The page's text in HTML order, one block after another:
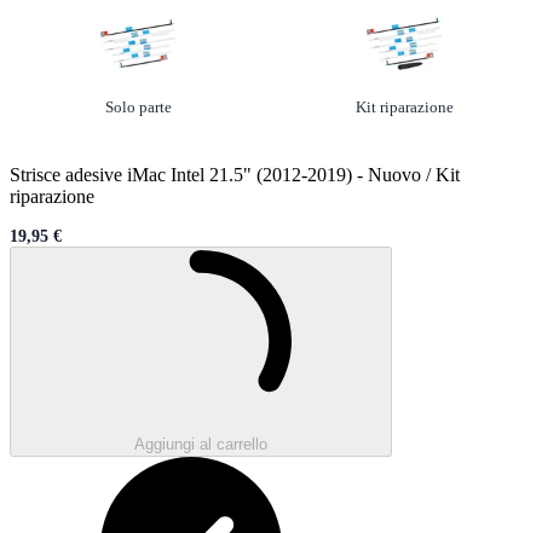
Opzione
Solo partenon selezionato Opzione
Kit riparazioneselezionato
Strisce adesive iMac Intel 21.5" (2012-2019) - Nuovo / Kit
riparazione
Sale price
19,95 €
Aggiungi al carrello